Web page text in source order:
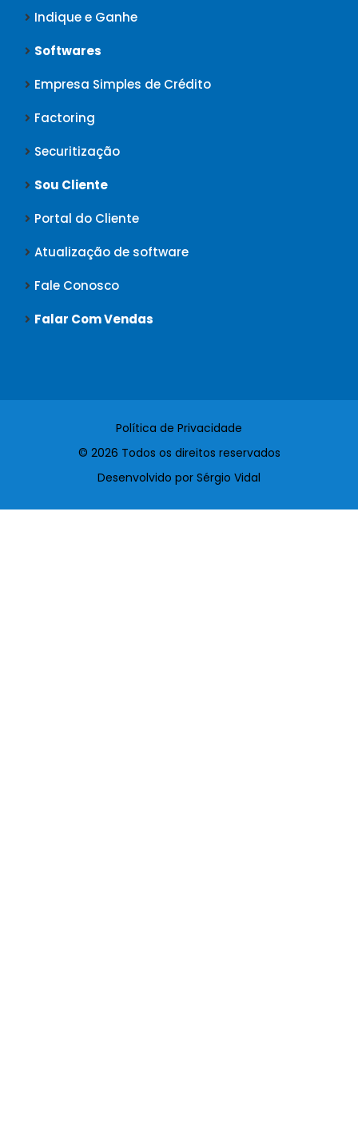
Indique e Ganhe
Softwares
Empresa Simples de Crédito
Factoring
Securitização
Sou Cliente
Portal do Cliente
Atualização de software
Fale Conosco
Falar Com Vendas
Política de Privacidade
© 2026 Todos os direitos reservados
Desenvolvido por Sérgio Vidal